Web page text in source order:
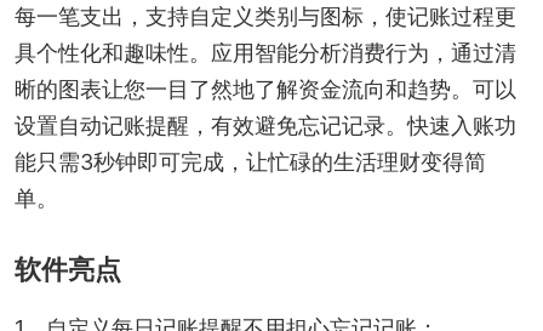
每一笔支出，支持自定义类别与图标，使记账过程更
具个性化和趣味性。应用智能分析消费行为，通过清
晰的图表让您一目了然地了解资金流向和趋势。可以
设置自动记账提醒，有效避免忘记记录。快速入账功
能只需3秒钟即可完成，让忙碌的生活理财变得简
单。
软件亮点